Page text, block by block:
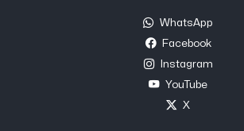
WhatsApp
Facebook
Instagram
YouTube
X